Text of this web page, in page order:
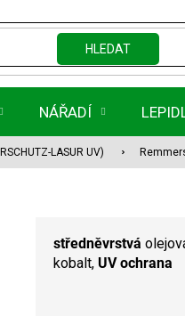
HLEDAT
NÁŘADÍ
LASUR UV)
středněvrstvá
kobalt, UV ochrana